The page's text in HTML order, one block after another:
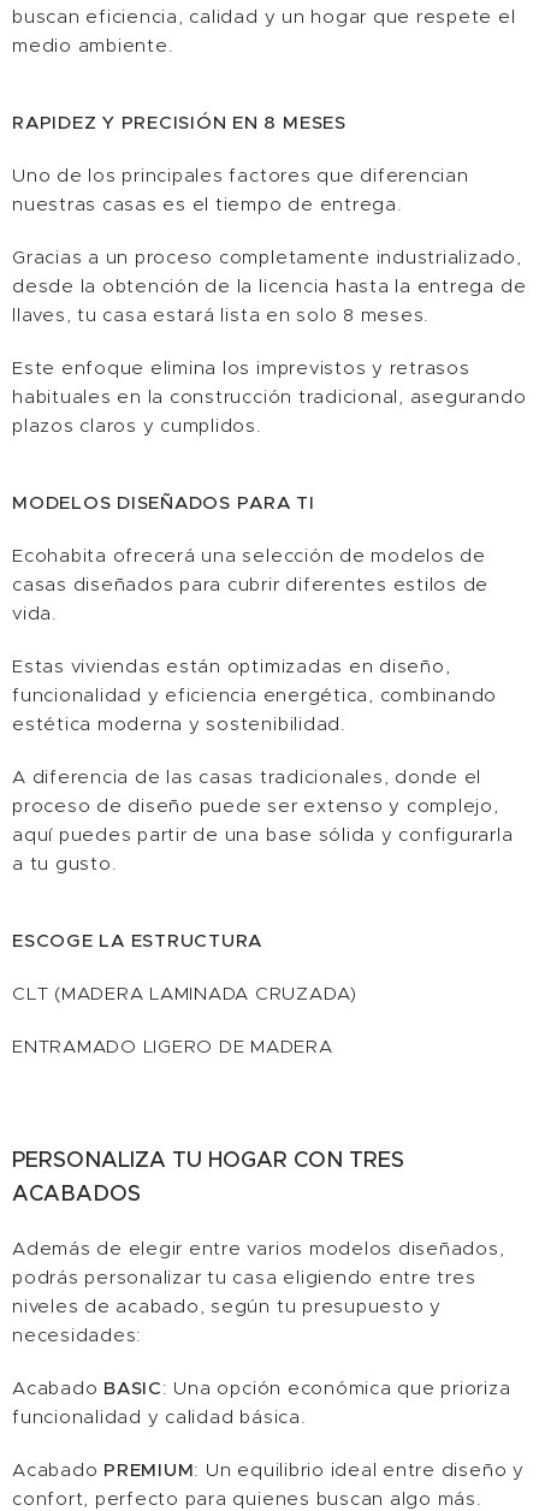
buscan eficiencia, calidad y un hogar que respete el
medio ambiente.
RAPIDEZ Y PRECISIÓN EN 8 MESES
Uno de los principales factores que diferencian
nuestras casas es el tiempo de entrega.
Gracias a un proceso completamente industrializado,
desde la obtención de la licencia hasta la entrega de
llaves, tu casa estará lista en solo 8 meses.
Este enfoque elimina los imprevistos y retrasos
habituales en la construcción tradicional, asegurando
plazos claros y cumplidos.
MODELOS DISEÑADOS PARA TI
Ecohabita ofrecerá una selección de modelos de
casas diseñados para cubrir diferentes estilos de
vida.
Estas viviendas están optimizadas en diseño,
funcionalidad y eficiencia energética, combinando
estética moderna y sostenibilidad.
A diferencia de las casas tradicionales, donde el
proceso de diseño puede ser extenso y complejo,
aquí puedes partir de una base sólida y configurarla
a tu gusto.
ESCOGE LA ESTRUCTURA
CLT (MADERA LAMINADA CRUZADA)
ENTRAMADO LIGERO DE MADERA
PERSONALIZA TU HOGAR CON TRES
ACABADOS
Además de elegir entre varios modelos diseñados,
podrás personalizar tu casa eligiendo entre tres
niveles de acabado, según tu presupuesto y
necesidades:
Acabado BASIC: Una opción económica que prioriza
funcionalidad y calidad básica.
Acabado PREMIUM: Un equilibrio ideal entre diseño y
confort, perfecto para quienes buscan algo más.